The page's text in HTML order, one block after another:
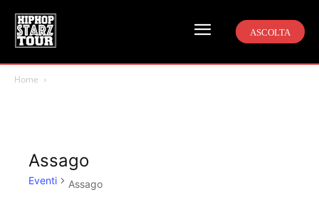
ASCOLTA
Home
Assago
Eventi Assago